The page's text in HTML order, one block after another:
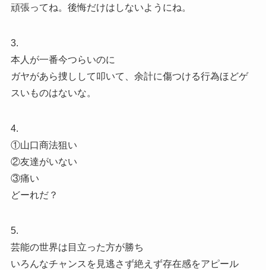
頑張ってね。後悔だけはしないようにね。
3.
本人が一番今つらいのに
ガヤがあら捜しして叩いて、余計に傷つける行為ほどゲ
スいものはないな。
4.
①山口商法狙い
②友達がいない
③痛い
どーれだ？
5.
芸能の世界は目立った方が勝ち
いろんなチャンスを見逃さず絶えず存在感をアピール